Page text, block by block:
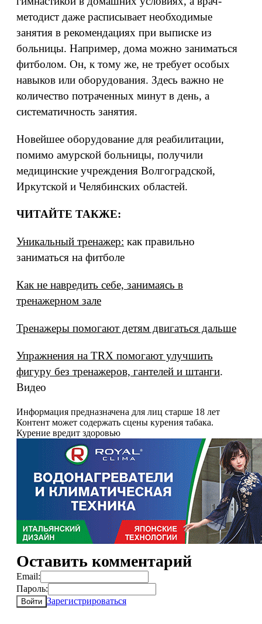
методист даже расписывает необходимые
занятия в рекомендациях при выписке из
больницы. Например, дома можно заниматься
фитболом. Он, к тому же, не требует особых
навыков или оборудования. Здесь важно не
количество потраченных минут в день, а
систематичность занятия.
Новейшее оборудование для реабилитации,
помимо амурской больницы, получили
медицинские учреждения Волгоградской,
Иркутской и Челябинских областей.
ЧИТАЙТЕ ТАКЖЕ:
Уникальный тренажер: как правильно
заниматься на фитболе
Как не навредить себе, занимаясь в
тренажерном зале
Тренажеры помогают детям двигаться дальше
Упражнения на TRX помогают улучшить
фигуру без тренажеров, гантелей и штанги.
Видео
Информация предназначена для лиц старше 18 лет
Контент может содержать сцены курения табака.
Курение вредит здоровью
Оставить комментарий
Email:
Пароль:
Войти Зарегистрироваться